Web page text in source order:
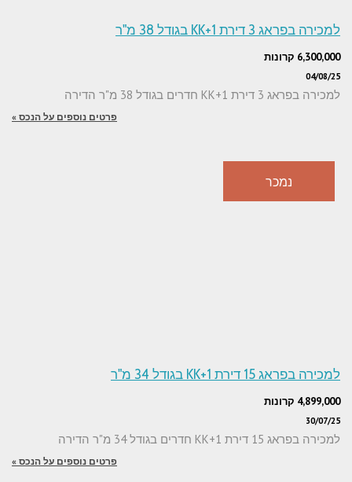
למכירה בפראג 3 דירת 1+KK בגודל 38 מ"ר
6,300,000 קרונות
04/08/25
למכירה בפראג 3 דירת 1+KK חדרים בגודל 38 מ"ר הדירה
פרטים נוספים על הנכס »
נמכר
למכירה בפראג 15 דירת 1+KK בגודל 34 מ"ר
4,899,000 קרונות
30/07/25
למכירה בפראג 15 דירת 1+KK חדרים בגודל 34 מ"ר הדירה
פרטים נוספים על הנכס »